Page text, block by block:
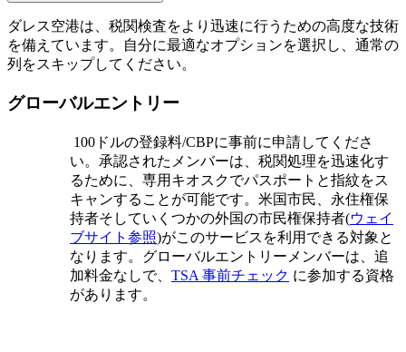
ダレス空港は、税関検査をより迅速に行うための高度な技術
を備えています。自分に最適なオプションを選択し、通常の
列をスキップしてください。
グローバルエントリー
100ドルの登録料/CBPに事前に申請してくださ
い。承認されたメンバーは、税関処理を迅速化す
るために、専用キオスクでパスポートと指紋をス
キャンすることが可能です。米国市民、永住権保
持者そしていくつかの外国の市民権保持者(ウェイ
ブサイト参照)がこのサービスを利用できる対象と
なります。グローバルエントリーメンバーは、追
加料金なしで、 TSA 事前チェック に参加する資格
があります。